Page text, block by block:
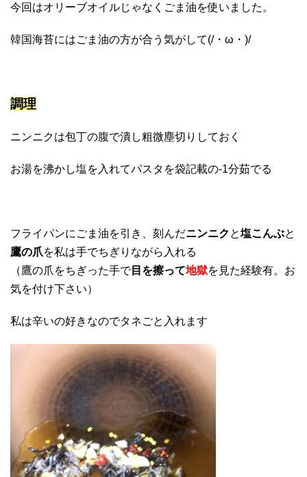
今回はオリーブオイルじゃなくごま油を使いました。
韓国海苔にはごま油の方が合う気がして(/・ω・)/
調理
ニンニクは包丁の腹で潰し粗微塵切りしておく
お湯を沸かし塩を入れてパスタを袋記載の-1分茹でる
フライパンにごま油を引き、刻んだニンニク と塩こんぶと
鷹の爪を私は手でちぎりながら入れる
（鷹の爪をちぎった手で目を擦って地獄を見た経験有。お
気を付け下さい）
私は辛いの好きなのでタネごと入れます